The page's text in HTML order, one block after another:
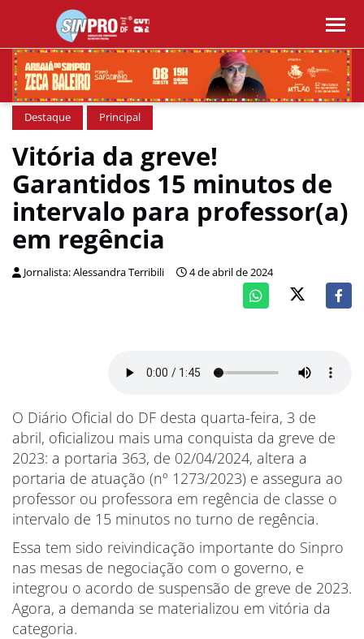
Destaque Principal
Vitória da greve!
Garantidos 15 minutos de
intervalo para professor(a)
em regência
Jornalista: Alessandra Terribili 4 de abril de 2024
O Diário Oficial do DF desta quarta-feira, 3 de
abril, oficializou mais uma conquista da greve de
2023: a portaria 363, de 02/04/2024, altera a
portaria de atuação (nº 1273/2023) e assegura ao
professor ou professora em regência de classe o
intervalo de 15 minutos no turno de regência.
Essa tem sido reivindicação importante do Sinpro
nas mesas de negociação com o governo, e
integrou o acordo de suspensão de greve de 2023.
Agora, a demanda se materializou em vitória da
categoria.